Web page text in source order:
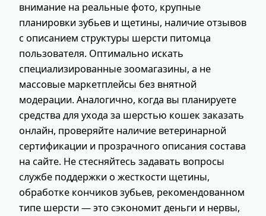
внимание на реальные фото, крупные
планировки зубьев и щетины, наличие отзывов
с описанием структуры шерсти питомца
пользователя. Оптимально искать
специализированные зоомагазины, а не
массовые маркетплейсы без внятной
модерации. Аналогично, когда вы планируете
средства для ухода за шерстью кошек заказать
онлайн, проверяйте наличие ветеринарной
сертификации и прозрачного описания состава
на сайте. Не стесняйтесь задавать вопросы
службе поддержки о жесткости щетины,
обработке кончиков зубьев, рекомендованном
типе шерсти — это сэкономит деньги и нервы,